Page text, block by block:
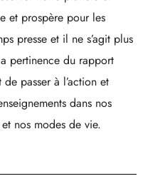
et prospère pour les
presse et il ne s’agit plus
pertinence du rapport
passer à l’action et
dans nos
nos modes de vie.